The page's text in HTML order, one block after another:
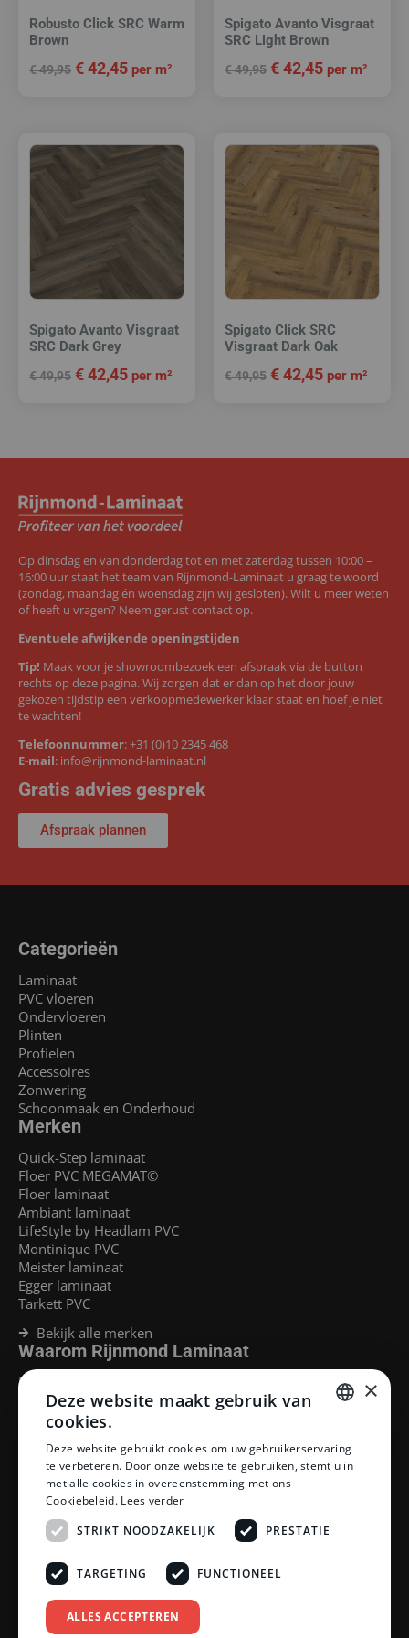
Robusto Click SRC Warm
Brown
€49,95 €42,45 per m²
Spigato Avanto Visgraat
SRC Light Brown
€49,95 €42,45 per m²
Spigato Avanto Visgraat
SRC Dark Grey
€49,95 €42,45 per m²
Spigato Click SRC
Visgraat Dark Oak
€49,95 €42,45 per m²
Op dinsdag en van donderdag tot en met zaterdag tussen 10:00 –
16:00 uur staat het team van Rijnmond-Laminaat u graag te woord
(zondag, maandag én woensdag zijn wij gesloten). Wilt u meer weten
of heeft u vragen? Neem gerust contact op.
Eventuele afwijkende openingstijden
Tip! Maak voor je showroombezoek een afspraak via de button
rechts op deze pagina. Wij zorgen dat er dan op het door jouw
gekozen tijdstip een verkoopmedewerker klaar staat en hoef je niet
te wachten!
Telefoonnummer:+31 (0)10 2345 468
E-mail: info@rijnmond-laminaat.nl
Gratis advies gesprek
Afspraak plannen
Categorieën
Laminaat
PVC vloeren
Ondervloeren
Plinten
Profielen
Accessoires
Zonwering
Schoonmaak en Onderhoud
Merken
Quick-Step laminaat
Floer PVC MEGAMAT©
Floer laminaat
Ambiant laminaat
LifeStyle by Headlam PVC
Montinique PVC
Meister laminaat
Egger laminaat
Tarkett PVC
Bekijk alle merken
Waarom Rijnmond Laminaat
Legservice
Laminaat Capelle aan den Ijssel
Laminaat voor vloerverwarming
Klantenservice
Betaalmethoden
Openingstijden showroom
Afhalen en bezorgen
Retourprocedure
Veelgestelde vragen
Legservice
Neem contact op
Reviewpolicy
Privacy policy
DUTCH
×
Deze website maakt gebruik van
cookies.
Deze website gebruikt cookies om uw gebruikerservaring
te verbeteren. Door onze website te gebruiken, stemt u in
met alle cookies in overeenstemming met ons
Cookiebeleid. Lees verder
STRIKT NOODZAKELIJK
PRESTATIE
TARGETING FUNCTIONEEL
ALLES ACCEPTEREN